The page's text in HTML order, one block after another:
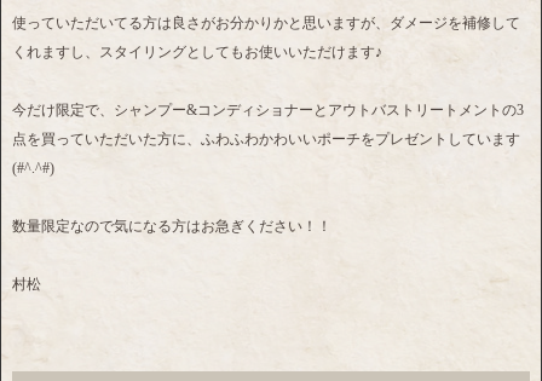
使っていただいてる方は良さがお分かりかと思いますが、ダメージを補修して
くれますし、スタイリングとしてもお使いいただけます♪
今だけ限定で、シャンプー&コンディショナーとアウトバストリートメントの3
点を買っていただいた方に、ふわふわかわいいポーチをプレゼントしています
(#^.^#)
数量限定なので気になる方はお急ぎください！！
村松